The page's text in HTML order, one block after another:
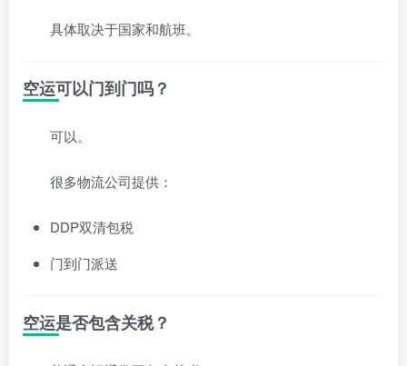
具体取决于国家和航班。
空运可以门到门吗？
可以。
很多物流公司提供：
DDP双清包税
门到门派送
空运是否包含关税？